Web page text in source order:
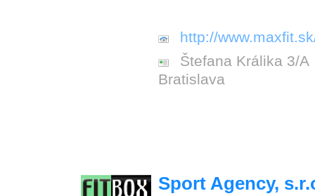
http://
Štefana Králika 3/A
Bratislava
Sport Agency,